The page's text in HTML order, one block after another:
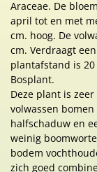
Araceae. De
april tot en met
cm. hoog. De
cm. Verdraagt
plantafstand is
Bosplant.
Deze plant is
volwassen
halfschaduw en
weinig
bodem
zich goed